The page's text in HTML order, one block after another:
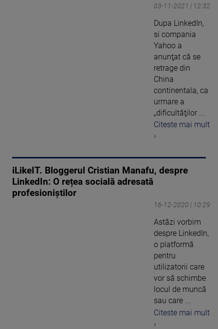
03-11-2021 | 12:32
Dupa LinkedIn,
si compania
Yahoo a
anunţat că se
retrage din
China
continentala, ca
urmare a
„dificultăţilor ...
Citeste mai mult
›
iLikeIT. Bloggerul Cristian Manafu, despre
LinkedIn: O rețea socială adresată
profesioniștilor
16-12-2020 | 10:29
Astăzi vorbim
despre LinkedIn,
o platformă
pentru
utilizatorii care
vor să schimbe
locul de muncă
sau care ...
Citeste mai mult
›